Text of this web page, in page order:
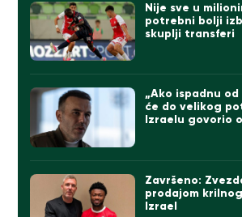
Nije sve u
potrebni bolji
skuplji transferi
„Ako ispadnu od
će do velikog
Izraelu govorio
Završeno:
prodajom
Izrael